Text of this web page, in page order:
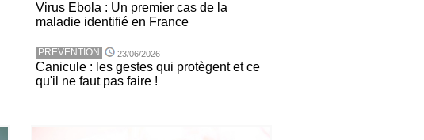
Virus Ebola : Un premier cas de la
maladie identifié en France
PREVENTION 23/06/2026
Canicule : les gestes qui protègent et ce
qu'il ne faut pas faire !